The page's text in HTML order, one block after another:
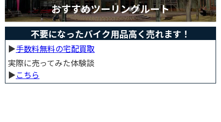
おすすめツーリングルート
不要になったバイク用品高く売れます！
▶︎手数料無料の宅配買取
実際に売ってみた体験談
▶︎こちら